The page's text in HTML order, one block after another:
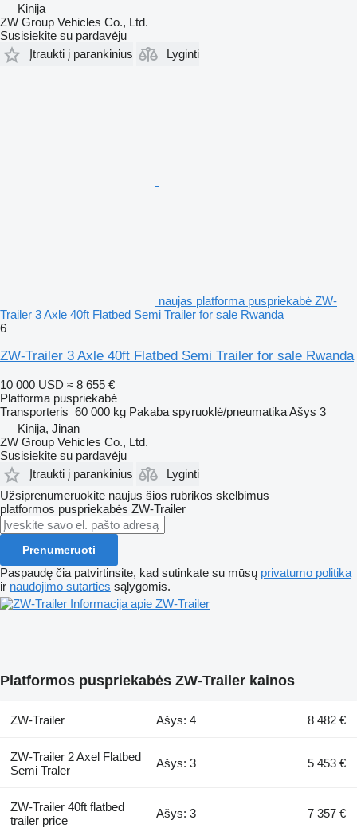
Kinija
ZW Group Vehicles Co., Ltd.
Susisiekite su pardavėju
Įtraukti į parankinius
Lyginti
naujas platforma puspriekabė ZW-
Trailer 3 Axle 40ft Flatbed Semi Trailer for sale Rwanda
6
ZW-Trailer 3 Axle 40ft Flatbed Semi Trailer for sale Rwanda
10 000 USD ≈ 8 655 €
Platforma puspriekabė
Transporteris 60 000 kg Pakaba spyruoklė/pneumatikaAšys 3
Kinija, Jinan
ZW Group Vehicles Co., Ltd.
Susisiekite su pardavėju
Įtraukti į parankinius
Lyginti
Užsiprenumeruokite naujus šios rubrikos skelbimus
platformos puspriekabės ZW-Trailer
Prenumeruoti
Paspaudę čia patvirtinsite, kad sutinkate su mūsų privatumo politika
ir naudojimo sutarties sąlygomis.
Informacija apie ZW-Trailer
Platformos puspriekabės ZW-Trailer kainos
ZW-Trailer Ašys: 4 8 482 €
ZW-Trailer 2 Axel Flatbed
Semi Traler
Ašys: 3 5 453 €
ZW-Trailer 40ft flatbed
trailer price
Ašys: 3 7 357 €